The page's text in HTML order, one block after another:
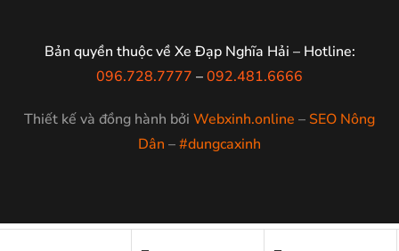
Bản quyền thuộc về Xe Đạp Nghĩa Hải – Hotline:
096.728.7777 –092.481.6666
Thiết kế và đồng hành bởi Webxinh.online – SEO Nông
Dân –#dungcaxinh